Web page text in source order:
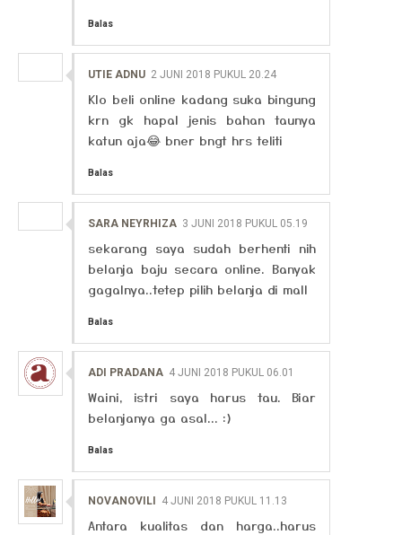
Balas
UTIE ADNU 2 JUNI 2018 PUKUL 20.24
Klo beli online kadang suka bingung
krn gk hapal jenis bahan taunya
katun aja😂 bner bngt hrs teliti
Balas
SARA NEYRHIZA 3 JUNI 2018 PUKUL 05.19
sekarang saya sudah berhenti nih
belanja baju secara online. Banyak
gagalnya..tetep pilih belanja di mall
Balas
ADI PRADANA 4 JUNI 2018 PUKUL 06.01
Waini, istri saya harus tau. Biar
belanjanya ga asal... :)
Balas
NOVANOVILI 4 JUNI 2018 PUKUL 11.13
Antara kualitas dan harga..harus